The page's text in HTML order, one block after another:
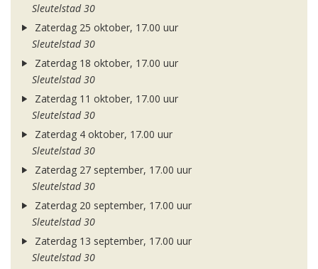
Sleutelstad 30
Zaterdag 25 oktober, 17.00 uur
Sleutelstad 30
Zaterdag 18 oktober, 17.00 uur
Sleutelstad 30
Zaterdag 11 oktober, 17.00 uur
Sleutelstad 30
Zaterdag 4 oktober, 17.00 uur
Sleutelstad 30
Zaterdag 27 september, 17.00 uur
Sleutelstad 30
Zaterdag 20 september, 17.00 uur
Sleutelstad 30
Zaterdag 13 september, 17.00 uur
Sleutelstad 30